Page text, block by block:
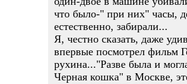
что было-" при них" часы,
естественно, забирали...
Я, честно сказать, даже
впервые посмотрел фильм
рухина..."Разве была и
Черная кошка" в Москве,